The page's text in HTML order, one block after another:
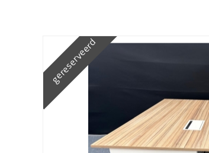
gereserveerd